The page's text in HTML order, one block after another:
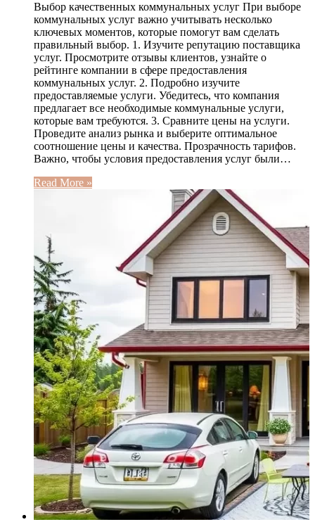
Выбор качественных коммунальных услуг При выборе
коммунальных услуг важно учитывать несколько
ключевых моментов, которые помогут вам сделать
правильный выбор. 1. Изучите репутацию поставщика
услуг. Просмотрите отзывы клиентов, узнайте о
рейтинге компании в сфере предоставления
коммунальных услуг. 2. Подробно изучите
предоставляемые услуги. Убедитесь, что компания
предлагает все необходимые коммунальные услуги,
которые вам требуются. 3. Сравните цены на услуги.
Проведите анализ рынка и выберите оптимальное
соотношение цены и качества. Прозрачность тарифов.
Важно, чтобы условия предоставления услуг были…
Read More »